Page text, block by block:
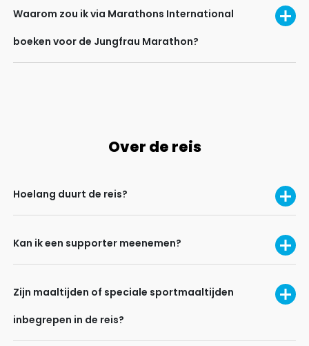
Waarom zou ik via Marathons International
boeken voor de Jungfrau Marathon?
Over de reis
Hoelang duurt de reis?
Kan ik een supporter meenemen?
Zijn maaltijden of speciale sportmaaltijden
inbegrepen in de reis?